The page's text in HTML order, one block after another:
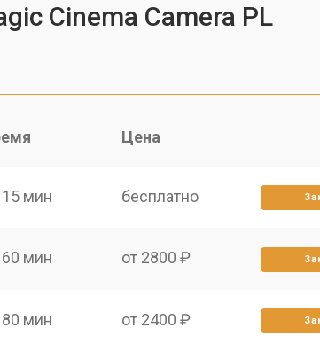
Cinema Camera PL
Цена
15 мин бесплатно
60 мин от 2800 ₽
80 мин от 2400 ₽